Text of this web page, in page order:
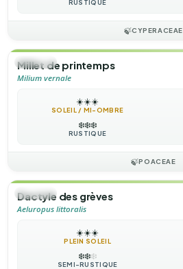
RUSTIQUE
🍃CYPERACEAE
🌿HERBE
Millet de printemps
Milium vernale
☀️☀️☀️
SOLEIL / MI-OMBRE
❄️❄️❄️
RUSTIQUE
🍃POACEAE
🌿HERBE
Dactyle des grèves
Aeluropus littoralis
☀️☀️☀️
PLEIN SOLEIL
❄️❄️❄️
SEMI-RUSTIQUE